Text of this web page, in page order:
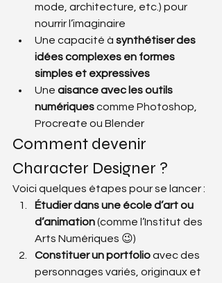
mode, architecture, etc.) pour
nourrir l’imaginaire
Une capacité à synthétiser des
idées complexes en formes
simples et expressives
Une aisance avec les outils
numériques comme Photoshop,
Procreate ou Blender
Comment devenir
Character Designer ?
Voici quelques étapes pour se lancer :
Étudier dans une école d’art ou
d’animation (comme l’Institut des
Arts Numériques 😉)
Constituer un portfolio avec des
personnages variés, originaux et